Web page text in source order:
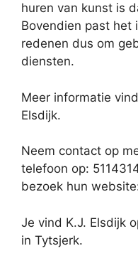
huren van kunst is
Bovendien past het
redenen dus om
diensten.
Meer informatie
Elsdijk.
Neem contact op
telefoon op:
bezoek hun
Je vind K.J. Elsdijk
in Tytsjerk.